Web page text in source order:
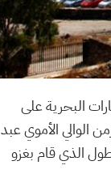
البحرية على
الوالي الأموي عبد
قاعدة للأسطول الذي قام بغزو